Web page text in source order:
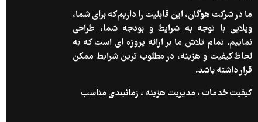
ما در شرکت هوگان، این قابلیت را داریم که برای شما،
ویلایی با توجه به شرایط و بودجه شما، طراحی
نماییم. تمام تلاش ما بر ارائه پروژه ای است که به
لحاظ کیفیت و هزینه، در مطلوب ترین شرایط ممکن
قرار داشته باشد.
کیفیت خدمات ، مدیریت هزینه ، زمانبندی مناسب